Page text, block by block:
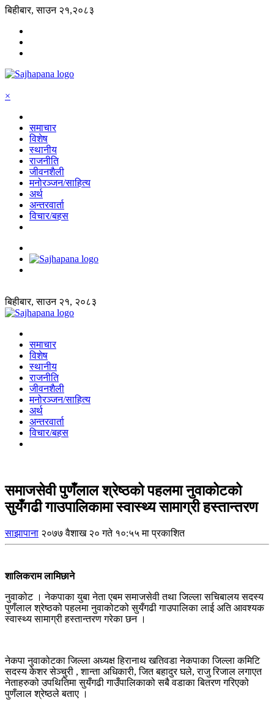
बिहीबार, साउन २१,२०८३
×
समाचार
विशेष
स्थानीय
राजनीति
जीवनशैली
मनोरञ्जन/साहित्य
अर्थ
अन्तरवार्ता
विचार/बहस
बिहीबार, साउन २१, २०८३
समाचार
विशेष
स्थानीय
राजनीति
जीवनशैली
मनोरञ्जन/साहित्य
अर्थ
अन्तरवार्ता
विचार/बहस
समाजसेवी पुणँलाल श्रेष्ठको पहलमा नुवाकोटको
सुयँगढी गाउपालिकामा स्वास्थ्य सामाग्री हस्तान्तरण
साझापाना २०७७ वैशाख २० गते १०:५५ मा प्रकाशित
शालिकराम लामिछाने
नुवाकोट । नेकपाका युबा नेता एबम समाजसेवी तथा जिल्ला सचिबालय सदस्य
पुणँलाल श्रेष्ठको पहलमा नुवाकोटको सुयँगढी गाउपालिका लाई अति आवश्यक
स्वास्थ्य सामाग्री हस्तान्तरण गरेका छन ।
नेकपा नुवाकोटका जिल्ला अध्यक्ष हिरानाथ खतिवडा नेकपाका जिल्ला कमिटि
सदस्य केशर सेञ्चुरी , शान्ता अधिकारी, जित बहादुर घले, राजु रिजाल लगाएत
नेताहरुको उपथितिमा सुयँगढी गाउँपालिकाको सबै वडाका बितरण गरिएको
पुणँलाल श्रेष्ठले बताए ।